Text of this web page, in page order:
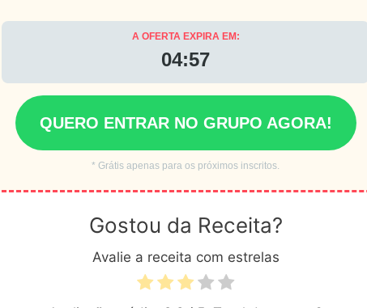
A OFERTA EXPIRA EM:
04:55
QUERO ENTRAR NO GRUPO AGORA!
* Grátis apenas para os próximos inscritos.
Gostou da Receita?
Avalie a receita com estrelas